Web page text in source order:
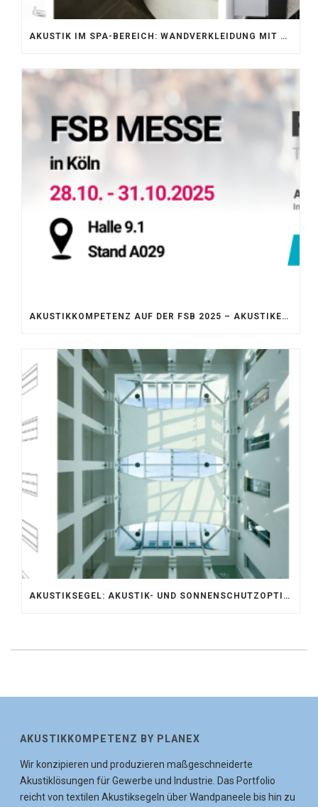
AKUSTIK IM SPA-BEREICH: WANDVERKLEIDUNG MIT SILENTPROTECT CORE
AKUSTIKKOMPETENZ AUF DER FSB 2025 – AKUSTIKELEMENTE FÜR DIE LEBENSRÄUME VON MORGEN
AKUSTIKSEGEL: AKUSTIK- UND SONNENSCHUTZOPTIMIERUNG IM ATRIUM DER UNIVERSITÄT BONN
AKUSTIKKOMPETENZ BY PLANEX
Wir konzipieren und produzieren maßgeschneiderte
Akustiklösungen für Gewerbe und Industrie. Das Portfolio
reicht von textilen Akustiksegeln über Wandpaneele bis hin zu